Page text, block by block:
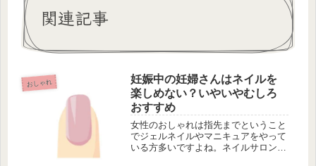
関連記事
おしゃれ
妊娠中の妊婦さんはネイルを
楽しめない？いやいやむしろ
おすすめ
女性のおしゃれは指先までということ
でジェルネイルやマニキュアをやって
いる方多いですよね。ネイルサロンな